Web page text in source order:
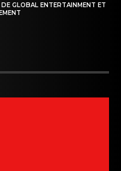
GLOBAL ENTERTAINMENT ET